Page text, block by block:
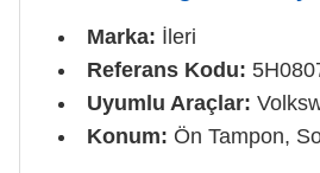
Marka: İleri
Referans Kodu:
Uyumlu Araçlar:
Konum: Ön Tampon,